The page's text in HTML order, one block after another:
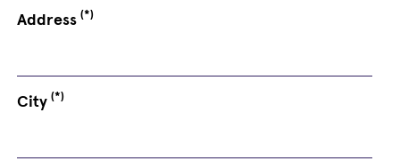
Address(*)
City(*)